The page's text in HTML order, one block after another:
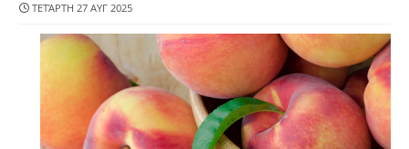
ΤΕΤΆΡΤΗ 27 ΑΥΓ 2025